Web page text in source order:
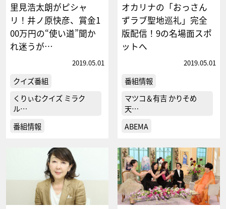
里見浩太朗がピシャ
リ！井ノ原快彦、賞金1
00万円の“使い道”聞か
れ迷うが…
2019.05.01
クイズ番組
くりぃむクイズ ミラク
ル…
番組情報
オカリナの「おっさん
ずラブ聖地巡礼」完全
版配信！9の名場面スポ
ットへ
2019.05.01
番組情報
マツコ＆有吉 かりそめ
天…
ABEMA